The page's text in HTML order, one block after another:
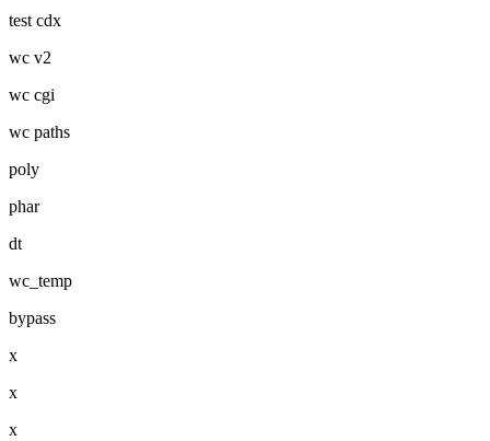
test cdx
wc v2
wc cgi
wc paths
poly
phar
dt
wc_temp
bypass
x
x
x